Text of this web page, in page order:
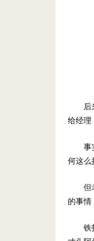
后
给经理
事
何这么
但
的事情
铁